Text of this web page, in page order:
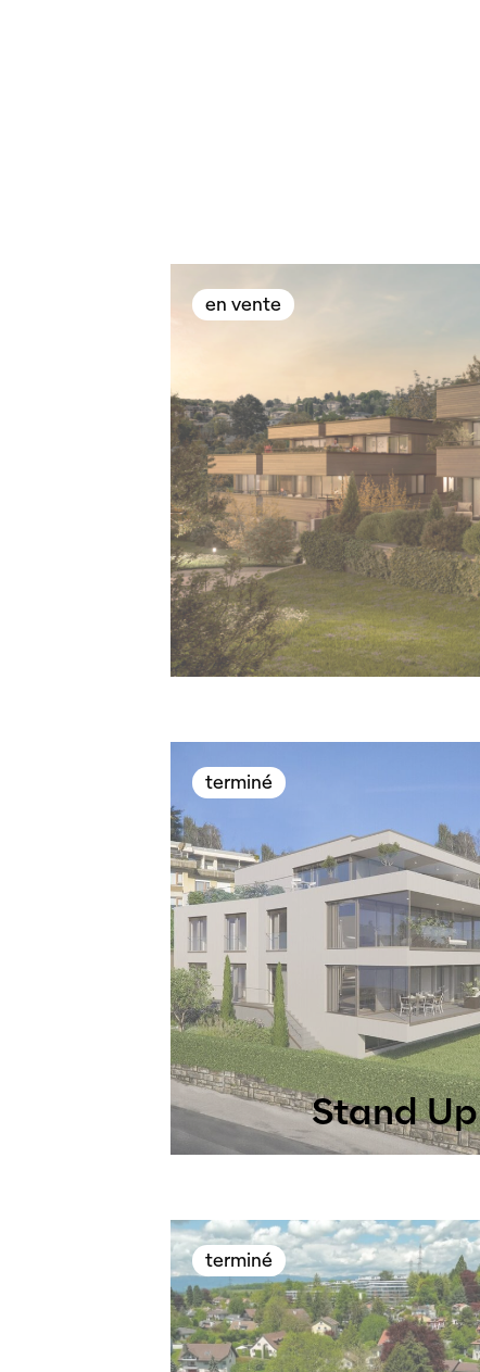
en vente
terminé
Stand Up
terminé